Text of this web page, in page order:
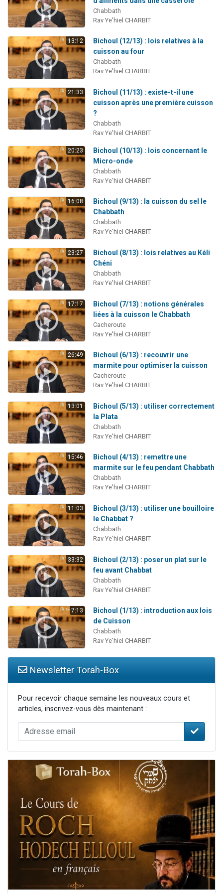
3 personnes viennent de faire un don pour 5 jours de vacances aux Orphelins
Odaya vient de donner son Maasser
2 personnes viennent de faire un don pour Tsédaka : pauvres d'Israel
Chabbath
Rav Ye'hiel CHARBIT
13:12
Bichoul (12/13) : lois relatives à la
cuisson au four
Chabbath
Rav Ye'hiel CHARBIT
21:33
Bichoul (11/13) : existe-t-il une
cuisson après une première cuisson
?
Chabbath
Rav Ye'hiel CHARBIT
20:23
Bichoul (10/13) : lois concernant le
Micro-onde
Chabbath
Rav Ye'hiel CHARBIT
16:08
Bichoul (9/13) : la cuisson du sel le
Chabbath
Chabbath
Rav Ye'hiel CHARBIT
23:27
Bichoul (8/13) : lois relatives au Kéli
Chéni
Chabbath
Rav Ye'hiel CHARBIT
17:17
Bichoul (7/13) : notions générales
liées à la cuisson le Chabbath
Cacheroute
Rav Ye'hiel CHARBIT
26:49
Bichoul (6/13) : recouvrir une
marmite pour optimiser la cuisson
Cacheroute
Rav Ye'hiel CHARBIT
13:01
Bichoul (5/13) : utiliser correctement
la Plata
Chabbath
Rav Ye'hiel CHARBIT
15:46
Bichoul (4/13) : remettre une
marmite sur le feu pendant Chabbath
Chabbath
Rav Ye'hiel CHARBIT
11:03
Bichoul (3/13) : utiliser une bouilloire
le Chabbat ?
Chabbath
Rav Ye'hiel CHARBIT
33:32
Bichoul (2/13) : poser un plat sur le
feu avant Chabbat
Chabbath
Rav Ye'hiel CHARBIT
7:13
Bichoul (1/13) : introduction aux lois
de Cuisson
Chabbath
Rav Ye'hiel CHARBIT
Newsletter Torah-Box
Pour recevoir chaque semaine les nouveaux cours et
articles, inscrivez-vous dès maintenant :